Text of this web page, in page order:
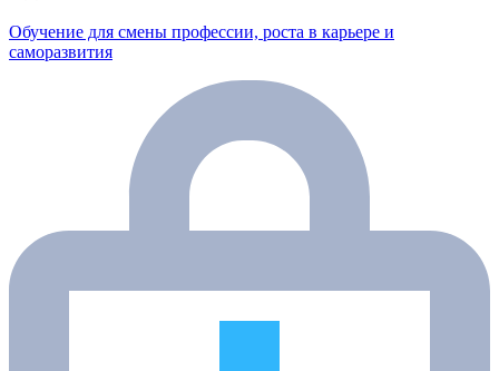
Обучение для смены профессии, роста в карьере и
саморазвития